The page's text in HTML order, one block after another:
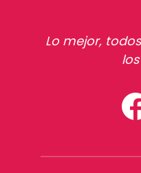
Lo mejor,